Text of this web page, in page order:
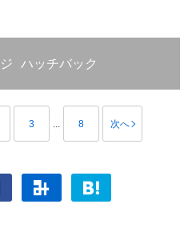
ハッチバック
3 8 次へ